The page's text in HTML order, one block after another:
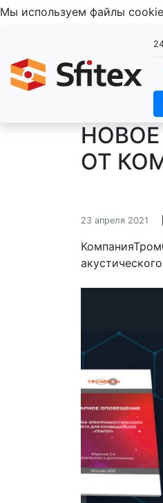
Мы используем файлы
НОВОЕ
ОТ
23 апреля 2021